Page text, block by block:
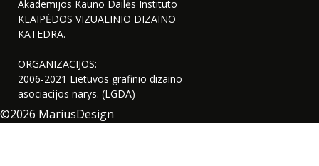
Akademijos Kauno Dailės Instituto
KLAIPĖDOS VIZUALINIO DIZAINO
KATEDRA.
ORGANIZACIJOS:
2006-2021 Lietuvos grafinio dizaino
asociacijos narys. (LGDA)
©2026 MariusDesign